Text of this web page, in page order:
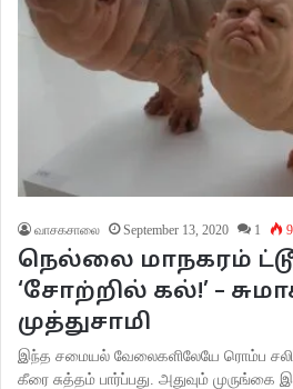
வாசகசாலை September 13, 2020 1
நெல்லை மாநகரம் ட்டூ
‘சோற்றில் கல்!’ –
முத்துசாமி
இந்த சமையல் வேலைகளிலேயே ரொம்ப
கீரை சுத்தம் பார்ப்பது. அதுவும்